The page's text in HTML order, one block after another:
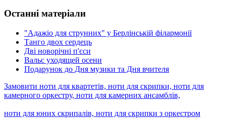
Останні матеріали
"Адажіо для струнних" у Берлінській філармонії
Танго двох сердець
Дві новорічні п'єси
Вальс уходящей осени
Подарунок до Дня музики та Дня вчителя
Замовити ноти для квартетів, ноти для скрипки, ноти для
камерного оркестру, ноти для камерних ансамблів,
ноти для юних скрипалів, ноти для скрипки з оркестром